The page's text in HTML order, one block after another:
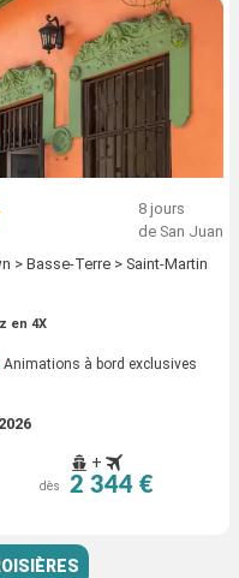
8 jours
de San Juan
> Basse-Terre > Saint-Martin
en 4X
Animations à bord exclusives
+
dès 2 344 €